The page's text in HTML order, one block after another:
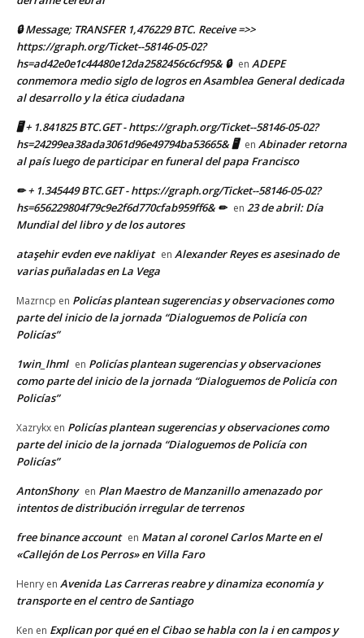
🔒 Message; TRANSFER 1,476229 BTC. Receive =>>
https://graph.org/Ticket--58146-05-02?
hs=ad42e0e1c44480e12da2582456c6cf95& 🔒 en ADEPE
conmemora medio siglo de logros en Asamblea General dedicada
al desarrollo y la ética ciudadana
🖥 + 1.841825 BTC.GET - https://graph.org/Ticket--58146-05-02?
hs=24299ea38ada3061d96e49794ba53665& 🖥 en Abinader retorna
al país luego de participar en funeral del papa Francisco
✏ + 1.345449 BTC.GET - https://graph.org/Ticket--58146-05-02?
hs=656229804f79c9e2f6d770cfab959ff6& ✏ en 23 de abril: Día
Mundial del libro y de los autores
ataşehir evden eve nakliyat en Alexander Reyes es asesinado de
varias puñaladas en La Vega
Mazrncp en Policías plantean sugerencias y observaciones como
parte del inicio de la jornada “Dialoguemos de Policía con
Policías”
1win_lhml en Policías plantean sugerencias y observaciones
como parte del inicio de la jornada “Dialoguemos de Policía con
Policías”
Xazrykx en Policías plantean sugerencias y observaciones como
parte del inicio de la jornada “Dialoguemos de Policía con
Policías”
AntonShony en Plan Maestro de Manzanillo amenazado por
intentos de distribución irregular de terrenos
free binance account en Matan al coronel Carlos Marte en el
«Callejón de Los Perros» en Villa Faro
Henry en Avenida Las Carreras reabre y dinamiza economía y
transporte en el centro de Santiago
Ken en Explican por qué en el Cibao se habla con la i en campos y